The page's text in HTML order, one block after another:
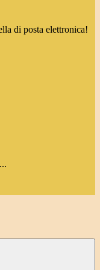
di posta elettronica!